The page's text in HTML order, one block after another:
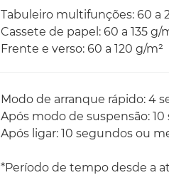
Tabuleiro multifunções: 60 a
Cassete de papel: 60 a 135 g/
Frente e verso: 60 a 120 g/m²
Modo de arranque rápido: 4
Após modo de suspensão:
Após ligar: 10 segundos ou
*Período de tempo desde a